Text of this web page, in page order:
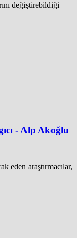
değiştirebildiği
- Alp Akoğlu
eden araştırmacılar,